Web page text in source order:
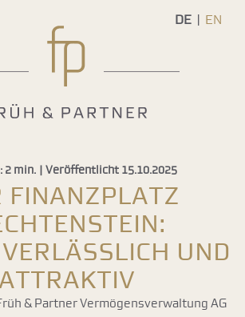
DE EN
2 min. | Veröffentlicht 15.10.2025
Finanzplatz
und
attraktiv
& Partner Vermögensverwaltung AG